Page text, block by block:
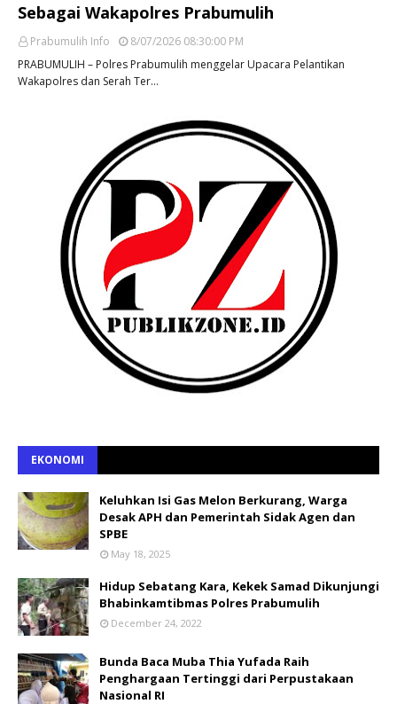
Sebagai Wakapolres Prabumulih
Prabumulih Info
8/07/2026 08:30:00 PM
PRABUMULIH – Polres Prabumulih menggelar Upacara Pelantikan
Wakapolres dan Serah Ter…
EKONOMI
Keluhkan Isi Gas Melon Berkurang, Warga
Desak APH dan Pemerintah Sidak Agen dan
SPBE
May 18, 2025
Hidup Sebatang Kara, Kekek Samad Dikunjungi
Bhabinkamtibmas Polres Prabumulih
December 24, 2022
Bunda Baca Muba Thia Yufada Raih
Penghargaan Tertinggi dari Perpustakaan
Nasional RI